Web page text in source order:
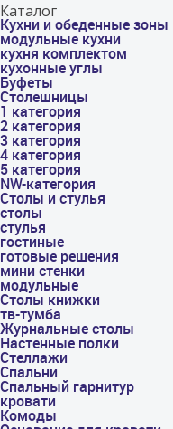
Каталог
Кухни и обеденные зоны
модульные кухни
кухня комплектом
кухонные углы
Буфеты
Столешницы
1 категория
2 категория
3 категория
4 категория
5 категория
NW-категория
Столы и стулья
столы
стулья
гостиные
готовые решения
мини стенки
модульные
Столы книжки
тв-тумба
Журнальные столы
Настенные полки
Стеллажи
Спальни
Спальный гарнитур
кровати
Комоды